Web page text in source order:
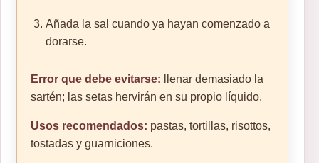
Añada la sal cuando ya hayan comenzado a
dorarse.
Error que debe evitarse: llenar demasiado la
sartén; las setas hervirán en su propio líquido.
Usos recomendados: pastas, tortillas, risottos,
tostadas y guarniciones.